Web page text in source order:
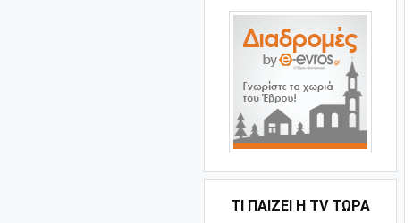
ΤΙ ΠΑΊΖΕΙ Η ΤV ΤΏΡΑ